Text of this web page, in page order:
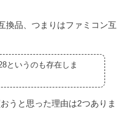
換品、つまりはファミコン互
というのも存在しま
うと思った理由は2つありま